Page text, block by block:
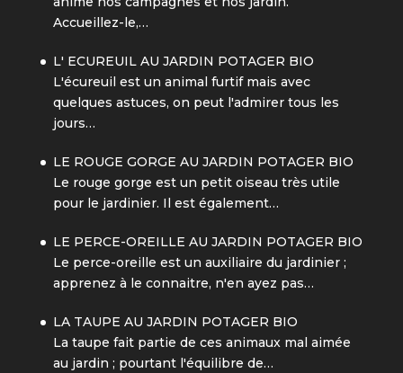
Accueillez-le,…
L' ECUREUIL AU JARDIN POTAGER BIO
L'écureuil est un animal furtif mais avec
quelques astuces, on peut l'admirer tous les
jours…
LE ROUGE GORGE AU JARDIN POTAGER BIO
Le rouge gorge est un petit oiseau très utile
pour le jardinier. Il est également…
LE PERCE-OREILLE AU JARDIN POTAGER BIO
Le perce-oreille est un auxiliaire du jardinier ;
apprenez à le connaitre, n'en ayez pas…
LA TAUPE AU JARDIN POTAGER BIO
La taupe fait partie de ces animaux mal aimée
au jardin ; pourtant l'équilibre de…